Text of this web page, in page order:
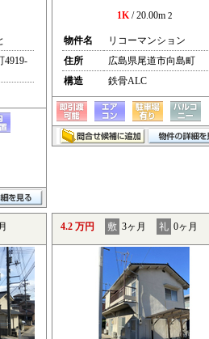
4919-
1K/ 20.00m 2
物件名
リコーマンション
住所
広島県尾道市向島町
構造
鉄骨ALC
4.2 万円 敷 3ヶ月 礼 0ヶ月